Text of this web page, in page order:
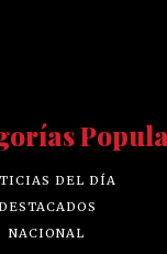
DEL DÍA
NACIONAL